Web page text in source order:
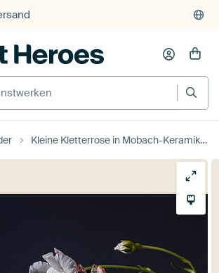
auf Bestellung
Kleine Kletterrose in Mobach-Keramik von Affect Fotografie